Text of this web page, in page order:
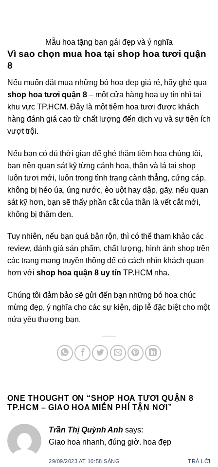
Mẫu hoa tặng bạn gái đẹp và ý nghĩa
Vì sao chọn mua hoa tại shop hoa tươi quận
8
Nếu muốn đặt mua những bó hoa đẹp giá rẻ, hãy ghé qua
shop hoa tươi quận 8 – một cửa hàng hoa uy tín nhì tại
khu vực TP.HCM. Đây là một tiệm hoa tươi được khách
hàng đánh giá cao từ chất lượng đến dịch vụ và sự tiện ích
vượt trội.
Nếu bạn có đủ thời gian để ghé thăm tiêm hoa chúng tôi,
bạn nên quan sát kỹ từng cánh hoa, thân và lá tại shop
luôn tươi mới, luôn trong tình trạng cành thẳng, cứng cáp,
không bị héo úa, úng nước, èo uột hay dập, gãy. nếu quan
sát kỹ hơn, bạn sẽ thấy phần cắt của thân là vết cắt mới,
không bị thâm đen.
Tuy nhiên, nếu bạn quá bận rộn, thì có thể tham khảo các
review, đánh giá sản phẩm, chất lượng, hình ảnh shop trên
các trang mạng truyền thông để có cách nhìn khách quan
hơn với shop hoa quận 8 uy tín TP.HCM nha.
Chúng tôi đảm bảo sẽ gửi đến bạn những bó hoa chúc
mừng đẹp, ý nghĩa cho các sự kiện, dịp lễ đặc biệt cho một
nửa yêu thương bạn.
ONE THOUGHT ON “SHOP HOA TƯƠI QUẬN 8
TP.HCM – GIAO HOA MIỄN PHÍ TẬN NƠI ”
Trần Thị Quỳnh Anh says:
Giao hoa nhanh, đúng giờ. hoa đẹp
29/09/2023 AT 10:58 SÁNG TRẢ LỜI